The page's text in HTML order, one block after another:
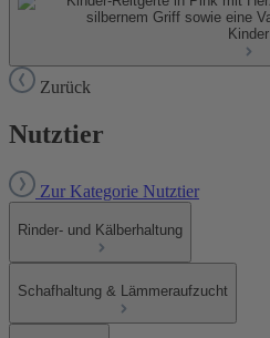
Kinder
Zurück
Nutztier
Zur Kategorie Nutztier
Rinder- und Kälberhaltung
Schafhaltung & Lämmeraufzucht